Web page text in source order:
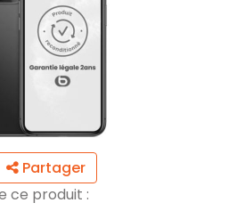
Partager
ce produit :